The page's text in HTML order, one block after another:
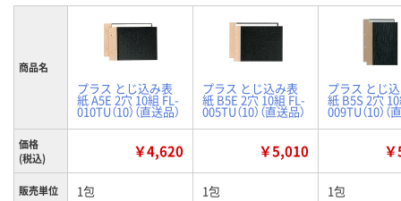
商品名
プラス とじ込み表
紙 A5E 2穴 10組 FL-
010TU（10）（直送品）
プラス とじ込み表
紙 B5E 2穴 10組 FL-
005TU（10）（直送品）
プラス とじ
紙 B5S 2穴
009TU（10）（
価格
(税込)
￥4,620 ￥5,010
販売単位 1包 1包 1包